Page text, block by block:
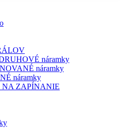
náramky
náramky
náramky
NA ZAPÍNANIE